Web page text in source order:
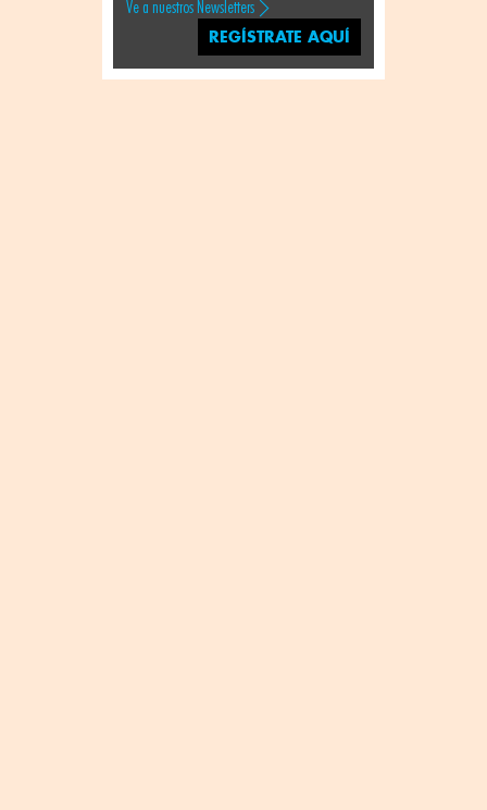
Ve a nuestros Newsletters
REGÍSTRATE AQUÍ